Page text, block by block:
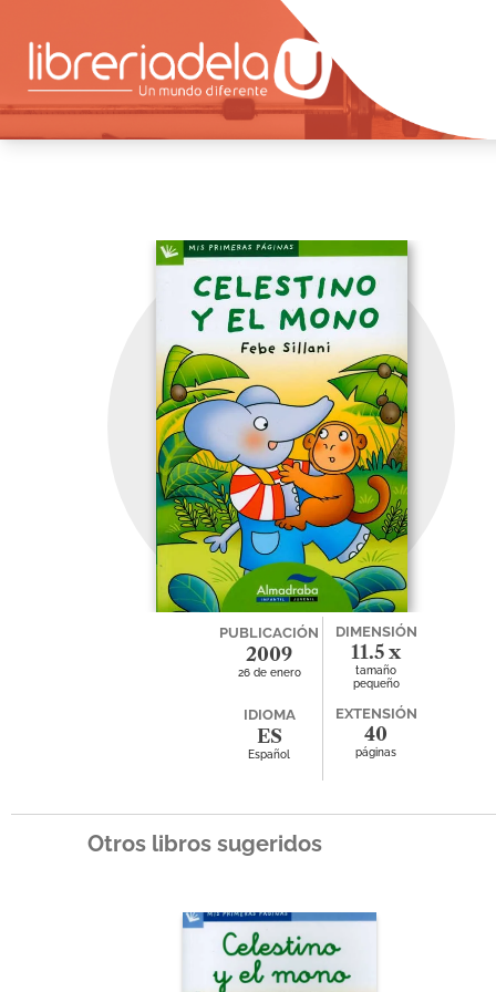
PUBLICACIÓN
2009
26 de enero
DIMENSIÓN
11.5 x
17.5
tamaño
pequeño
IDIOMA
ES
Español
EXTENSIÓN
40
páginas
Otros libros sugeridos